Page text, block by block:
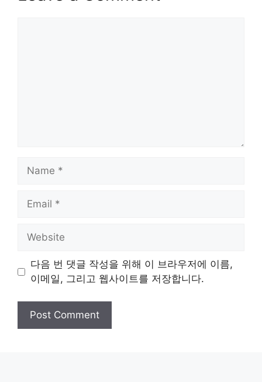
Name
Email
Website
다음 번 댓글 작성을 위해 이 브라우저에 이름,
이메일, 그리고 웹사이트를 저장합니다.